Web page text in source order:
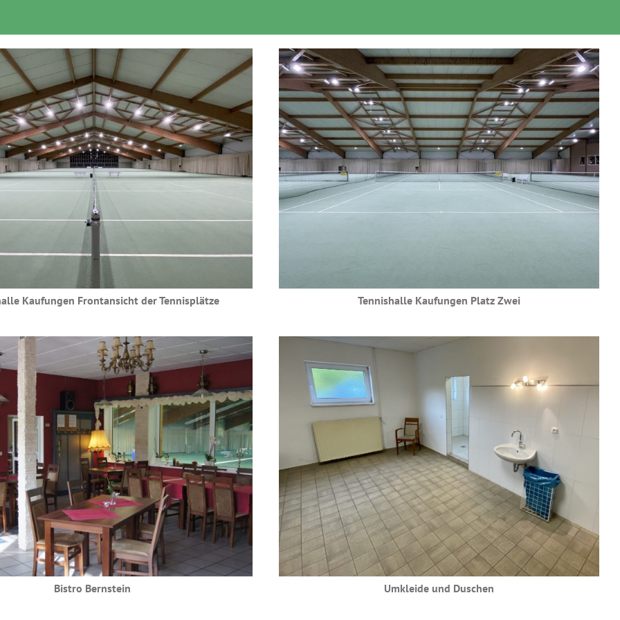
Kaufungen Frontansicht der Tennisplätze Tennishalle Kaufungen Platz Zwei
Bistro Bernstein Umkleide und Duschen